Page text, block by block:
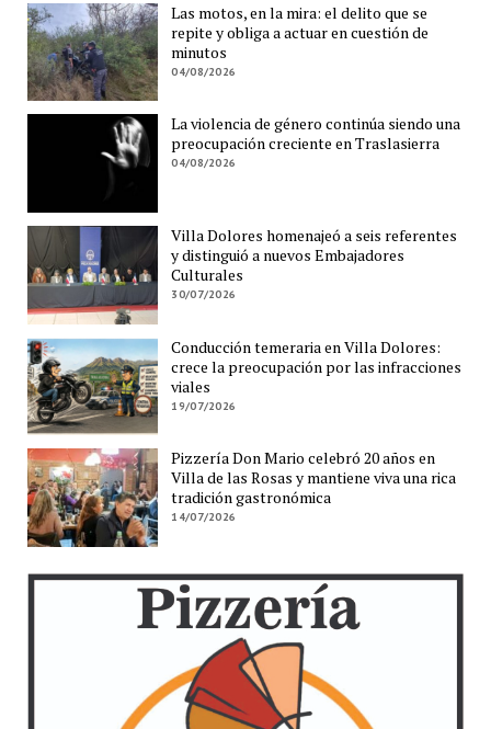
Las motos, en la mira: el delito que se
repite y obliga a actuar en cuestión de
minutos
04/08/2026
La violencia de género continúa siendo una
preocupación creciente en Traslasierra
04/08/2026
Villa Dolores homenajeó a seis referentes
y distinguió a nuevos Embajadores
Culturales
30/07/2026
Conducción temeraria en Villa Dolores:
crece la preocupación por las infracciones
viales
19/07/2026
Pizzería Don Mario celebró 20 años en
Villa de las Rosas y mantiene viva una rica
tradición gastronómica
14/07/2026